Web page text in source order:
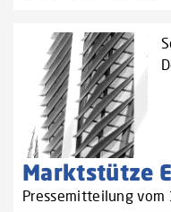
Marktstütze
Pressemitteilung